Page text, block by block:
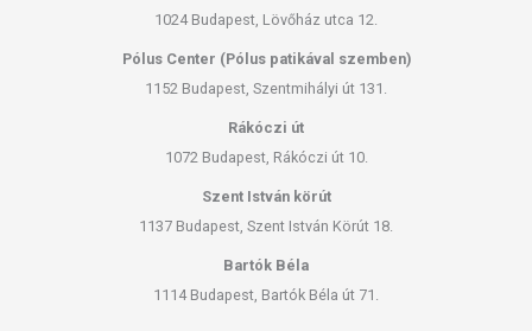
1024 Budapest, Lövőház utca 12.
Pólus Center (Pólus patikával szemben)
1152 Budapest, Szentmihályi út 131.
Rákóczi út
1072 Budapest, Rákóczi út 10.
Szent István körút
1137 Budapest, Szent István Körút 18.
Bartók Béla
1114 Budapest, Bartók Béla út 71.